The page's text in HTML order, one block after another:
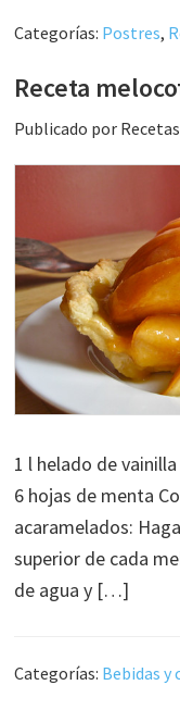
Categorías: Postres,
Receta
Publicado por
1 l helado de
6 hojas de menta
acaramelados:
superior de cada
de agua y […]
Categorías: Bebidas y